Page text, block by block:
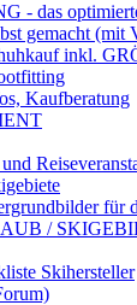
- das
gemacht (mit
inkl.
Kaufberatung
für
/
Skihersteller